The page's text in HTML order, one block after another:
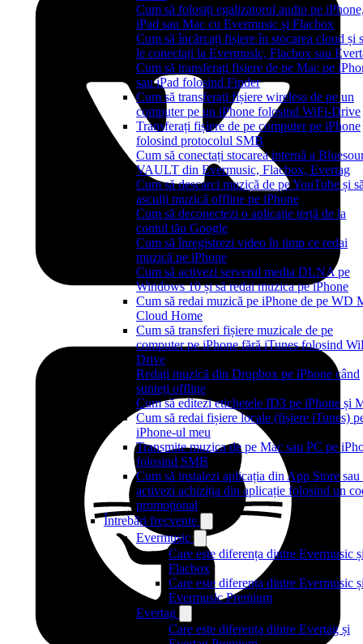
Cum să folosiți egalizatorul audio pe
iPad sau Mac cu Evermusic și Flacbox
Cum să încărcați fișiere în stocarea cloud și
le conectați la Evermusic, Flacbox sau
Cum să transferați fișiere de pe Mac pe
sau iPad folosind Finder
Cum să transferați fișiere wireless de pe un
computer pe un iPhone folosind WiFi-Drive
Transferați fișiere de pe computer pe iPhone
folosind protocolul SMB
Cum să conectați stocarea internă a
VAULT din Evermusic, Flacbox, Evertag
Cum să descarci muzică de pe YouTube și
asculți muzică offline pe iPhone
Cum să deconectezi o aplicație terță de la
contul tău Google
Cum să înregistrezi video în timp ce redai
muzică pe iPhone
Cum să activezi serverul media DLNA pe
Windows 10 și să redai muzica pe iPhone
Cum să redai muzică pe iPhone de pe WD
Cloud Home
Cum să transferi fișiere muzicale de pe
computer pe iPhone fără iTunes folosind
Drive
Redați muzică din Dropbox pe iPhone când
sunteți offline
Cum să editezi etichetele ID3 pe iPhone și
Cum să redai fișiere locale (fișiere iTunes)
iPhone-ul meu
Transmite muzica de pe Mac sau PC pe
folosind SMB
Cum să instalezi aplicația din App Store sau
activezi achiziția din aplicație folosind un
promoțional
Întrebări frecvente
Evermusic
Care este diferența dintre Evermusic
Flacbox
Care este diferența dintre Evermusic
Evermusic Premium
Evertag
Care este diferența dintre Evertag și